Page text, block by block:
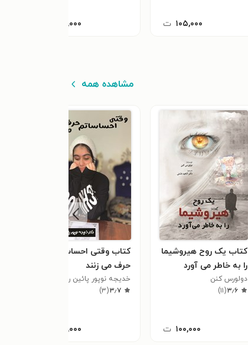
۱۰۵,۰۰۰ ت ۶۰,۰۰۰
مشاهده همه
کتاب یک روح هیروشیما
را به خاطر می آورد
دولورس کنن
۳٫۶(۱۱)
۱۰۰,۰۰۰ ت
کتاب وقتی احساساتم
حرف می زنند
خدیجه نوپور پائین رودپشتی
۳٫۷(۳)
۶۰,۰۰۰